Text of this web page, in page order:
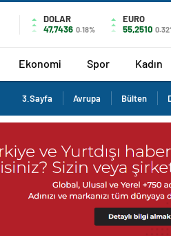
DOLAR
47,7436 0.18%
EURO
55,2510
Ekonomi Spor Kadın
3.Sayfa Avrupa Bülten